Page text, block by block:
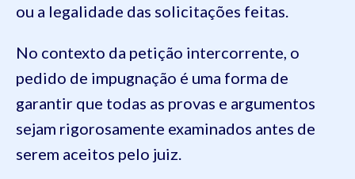
ou a legalidade das solicitações feitas.
No contexto da petição intercorrente, o
pedido de impugnação é uma forma de
garantir que todas as provas e argumentos
sejam rigorosamente examinados antes de
serem aceitos pelo juiz.